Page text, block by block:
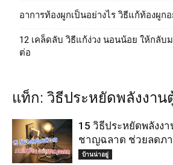
แท็ก: วิธีประหยัดพลังงาน
15 วิธีประหยัดพลังง
ชาญฉลาด ช่วยลดภ
บ้านน่าอยู่
อาการท้องผูกเป็นอย่างไร วิธีแก้ท้องผูกอ
12 เคล็ดลับ วิธีแก้ง่วง นอนน้อย ให้กลั
ต่อ